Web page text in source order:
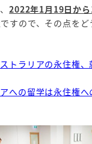
2022年1月19日か
すので、その点を
ストラリアの永住権
への留学は永住権